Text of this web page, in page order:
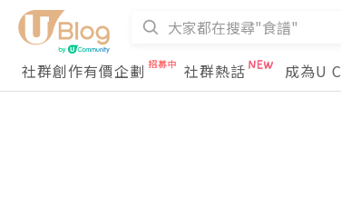
社群創作有價企劃 社群熱話 成為U